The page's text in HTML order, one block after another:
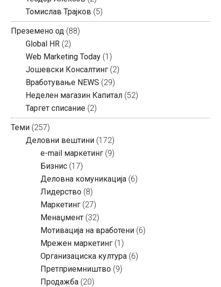
Томислав Трајков (5)
Преземено од (88)
Global HR (2)
Web Marketing Today (1)
Јошевски Консалтинг (2)
Вработување NEWS (29)
Неделен магазин Капитал (52)
Таргет списание (2)
Теми (257)
Деловни вештини (172)
e-mail маркетинг (9)
Бизнис (17)
Деловна комуникација (6)
Лидерство (8)
Маркетинг (27)
Менаџмент (32)
Мотивација на вработени (6)
Мрежен маркетинг (1)
Организациска култура (6)
Претприемништво (9)
Продажба (20)